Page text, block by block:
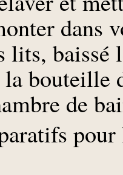
dans
lits, baissé
bouteille
de